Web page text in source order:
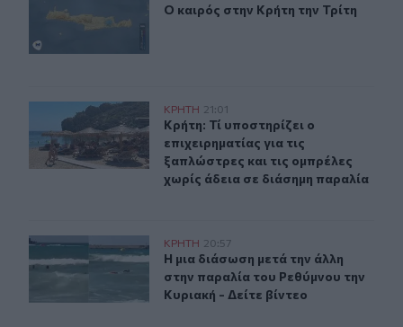
Ο καιρός στην Κρήτη την Τρίτη
Ο καιρός στην Κρήτη την Τρίτη
Κρήτη: Τί υποστηρίζει ο επιχειρηματίας για τις
ΚΡΗΤΗ 21:01
Κρήτη: Τί υποστηρίζει ο
Κρήτη: Τί υποστηρίζει ο
επιχειρηματίας για τις
ξαπλώστρες και τις ομπρέλες
χωρίς άδεια σε διάσημη παραλία
Η μια διάσωση μετά την άλλη στην παραλία του
ΚΡΗΤΗ 20:57
Η μια διάσωση μετά την άλλη στην
Η μια διάσωση μετά την άλλη
στην παραλία του Ρεθύμνου την
Κυριακή - Δείτε βίντεο